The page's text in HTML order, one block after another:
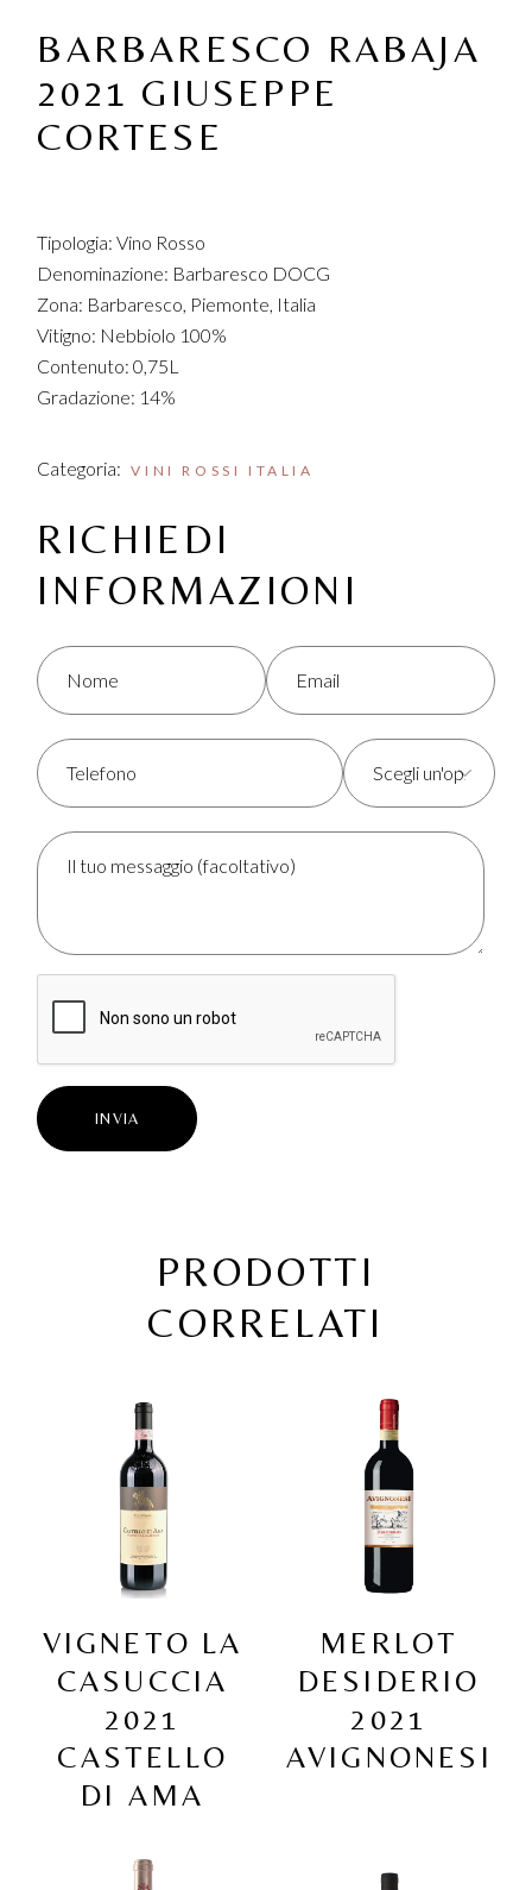
BARBARESCO RABAJA
2021 GIUSEPPE
CORTESE
Tipologia: Vino Rosso
Denominazione: Barbaresco DOCG
Zona: Barbaresco, Piemonte, Italia
Vitigno: Nebbiolo 100%
Contenuto: 0,75L
Gradazione: 14%
Categoria: VINI ROSSI ITALIA
RICHIEDI
INFORMAZIONI
INVIA
PRODOTTI
CORRELATI
VIGNETO LA
CASUCCIA
2021
CASTELLO
DI AMA
MERLOT
DESIDERIO
2021
AVIGNONESI